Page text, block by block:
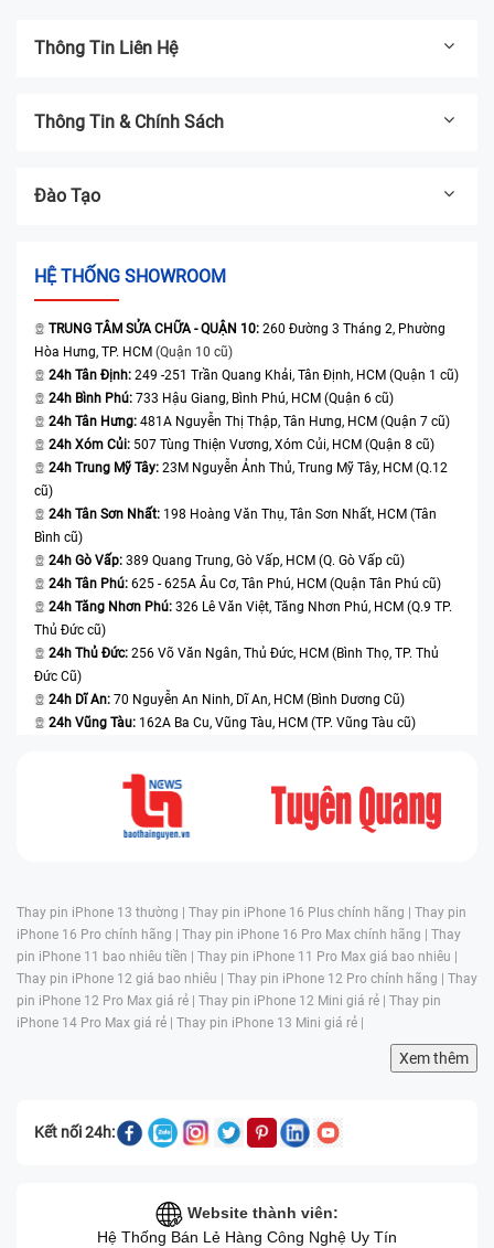
Thông Tin Liên Hệ
Thông Tin & Chính Sách
Đào Tạo
HỆ THỐNG SHOWROOM
TRUNG TÂM SỬA CHỮA - QUẬN 10: 260 Đường 3 Tháng 2, Phường
Hòa Hưng, TP. HCM (Quận 10 cũ)
24h Tân Định: 249 -251 Trần Quang Khải, Tân Định, HCM (Quận 1 cũ)
24h Bình Phú: 733 Hậu Giang, Bình Phú, HCM (Quận 6 cũ)
24h Tân Hưng: 481A Nguyễn Thị Thập, Tân Hưng, HCM (Quận 7 cũ)
24h Xóm Củi: 507 Tùng Thiện Vương, Xóm Củi, HCM (Quận 8 cũ)
24h Trung Mỹ Tây: 23M Nguyễn Ảnh Thủ, Trung Mỹ Tây, HCM (Q.12
cũ)
24h Tân Sơn Nhất: 198 Hoàng Văn Thụ, Tân Sơn Nhất, HCM (Tân
Bình cũ)
24h Gò Vấp: 389 Quang Trung, Gò Vấp, HCM (Q. Gò Vấp cũ)
24h Tân Phú: 625 - 625A Âu Cơ, Tân Phú, HCM (Quận Tân Phú cũ)
24h Tăng Nhơn Phú: 326 Lê Văn Việt, Tăng Nhơn Phú, HCM (Q.9 TP.
Thủ Đức cũ)
24h Thủ Đức: 256 Võ Văn Ngân, Thủ Đức, HCM (Bình Thọ, TP. Thủ
Đức Cũ)
24h Dĩ An: 70 Nguyễn An Ninh, Dĩ An, HCM (Bình Dương Cũ)
24h Vũng Tàu: 162A Ba Cu, Vũng Tàu, HCM (TP. Vũng Tàu cũ)
Thay pin iPhone 13 thường | Thay pin iPhone 16 Plus chính hãng | Thay pin
iPhone 16 Pro chính hãng | Thay pin iPhone 16 Pro Max chính hãng | Thay
pin iPhone 11 bao nhiêu tiền | Thay pin iPhone 11 Pro Max giá bao nhiêu |
Thay pin iPhone 12 giá bao nhiêu | Thay pin iPhone 12 Pro chính hãng | Thay
pin iPhone 12 Pro Max giá rẻ | Thay pin iPhone 12 Mini giá rẻ | Thay pin
iPhone 14 Pro Max giá rẻ | Thay pin iPhone 13 Mini giá rẻ |
Xem thêm
Kết nối 24h:
Website thành viên:
Hệ Thống Bán Lẻ Hàng Công Nghệ Uy Tín